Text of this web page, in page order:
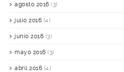
agosto 2016 (3)
julio 2016 (4)
junio 2016 (3)
mayo 2016 (3)
abril 2016 (4)